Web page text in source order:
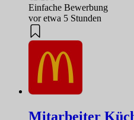
Einfache Bewerbung
vor etwa 5 Stunden
Mitarbeiter